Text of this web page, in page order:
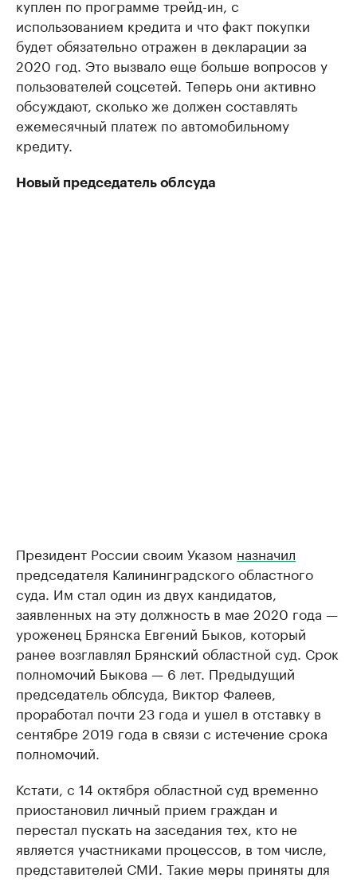
куплен по программе трейд-ин, с
использованием кредита и что факт покупки
будет обязательно отражен в декларации за
2020 год. Это вызвало еще больше вопросов у
пользователей соцсетей. Теперь они активно
обсуждают, сколько же должен составлять
ежемесячный платеж по автомобильному
кредиту.
Новый председатель облсуда
Президент России своим Указом назначил
председателя Калининградского областного
суда. Им стал один из двух кандидатов,
заявленных на эту должность в мае 2020 года —
уроженец Брянска Евгений Быков, который
ранее возглавлял Брянский областной суд. Срок
полномочий Быкова — 6 лет. Предыдущий
председатель облсуда, Виктор Фалеев,
проработал почти 23 года и ушел в отставку в
сентябре 2019 года в связи с истечение срока
полномочий.
Кстати, с 14 октября областной суд временно
приостановил личный прием граждан и
перестал пускать на заседания тех, кто не
является участниками процессов, в том числе,
представителей СМИ. Такие меры приняты для